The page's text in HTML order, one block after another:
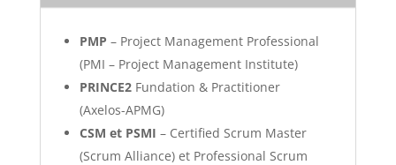
PMP – Project Management Professional
(PMI – Project Management Institute)
PRINCE2Fundation & Practitioner
(Axelos-APMG)
CSM et PSMI – Certified Scrum Master
(Scrum Alliance) et Professional Scrum